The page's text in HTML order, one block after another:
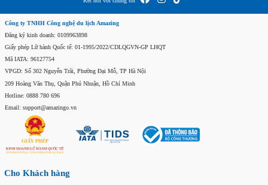
Công ty TNHH Công nghệ du lịch Amazing
Đăng ký kinh doanh: 0109963898
Giấy phép Lữ hành Quốc tế: 01-1995/2022/CDLQGVN-GP LHQT
Mã IATA: 96127754
VPGD: Số 302 Nguyễn Trãi, Phường Đại Mỗ, TP Hà Nội
209 Hoàng Văn Thụ, Quận Phú Nhuận, Hồ Chí Minh
Hotline: 0888 780 696
Email: support@amazingo.vn
Cho Khách hàng